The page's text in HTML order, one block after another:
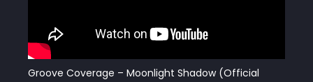
Groove Coverage – Moonlight Shadow (Official